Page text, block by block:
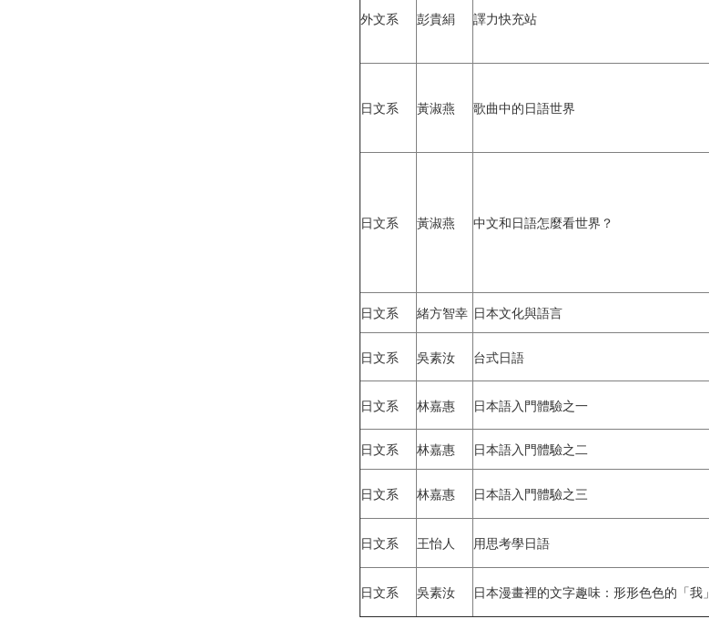
外文系 彭貴絹 譯力快充站
日文系 黃淑燕 歌曲中的日語世界
日文系 黃淑燕 中文和日語怎麼看世界？
日文系
緒方智幸 日本文化與語言
日文系 吳素汝 台式日語
日文系 林嘉惠 日本語入門體驗之一
日文系 林嘉惠 日本語入門體驗之二
日文系 林嘉惠 日本語入門體驗之三
日文系 王怡人 用思考學日語
日文系 吳素汝 日本漫畫裡的文字趣味：形形色色的「我」